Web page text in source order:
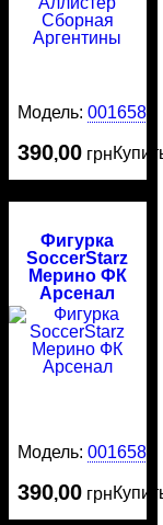
Модель: 0016584
390,00 грн
Фигурка
SoccerStarz
Мерино ФК
Арсенал
Модель: 0016581
390,00 грн